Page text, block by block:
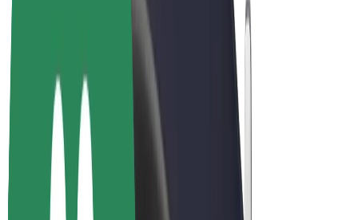
Rowery elektryczne
Bolt Plus
Zarabiaj z Bolt
Kierowcy
Zarobki kierowcy